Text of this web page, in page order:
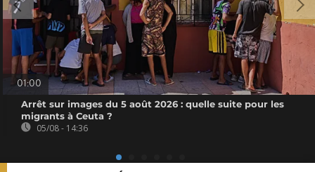
01:00
Arrêt sur images du 5 août 2026 : quelle suite pour les
migrants à Ceuta ?
05/08 - 14:36